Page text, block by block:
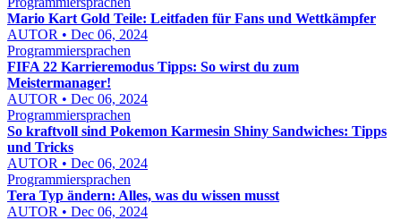
Mario Kart Gold Teile: Leitfaden für Fans und Wettkämpfer
AUTOR • Dec 06, 2024
Programmiersprachen
FIFA 22 Karrieremodus Tipps: So wirst du zum
Meistermanager!
AUTOR • Dec 06, 2024
Programmiersprachen
So kraftvoll sind Pokemon Karmesin Shiny Sandwiches: Tipps
und Tricks
AUTOR • Dec 06, 2024
Programmiersprachen
Tera Typ ändern: Alles, was du wissen musst
AUTOR • Dec 06, 2024